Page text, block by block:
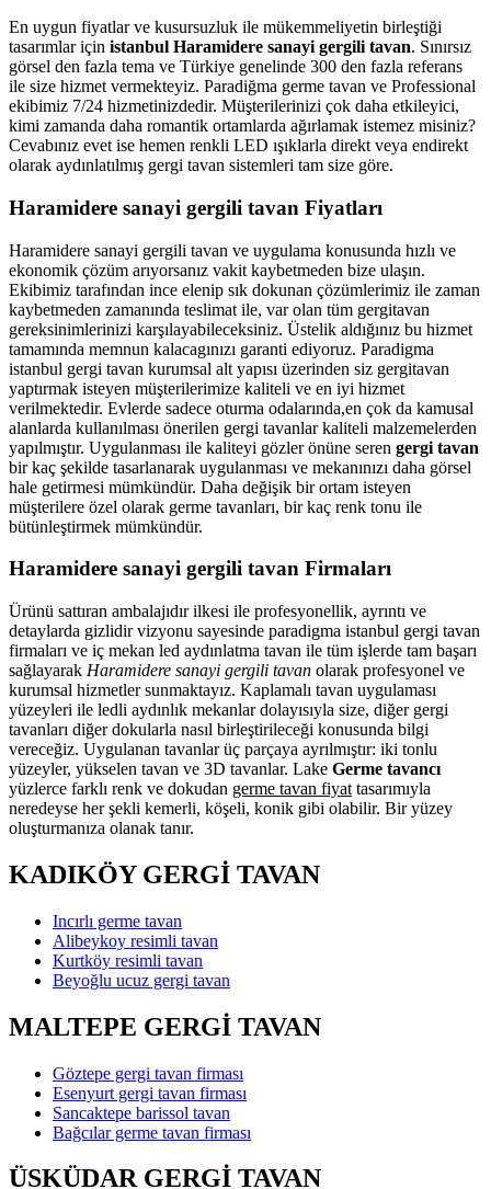
En uygun fiyatlar ve kusursuzluk ile mükemmeliyetin birleştiği
tasarımlar için istanbul Haramidere sanayi gergili tavan. Sınırsız
görsel den fazla tema ve Türkiye genelinde 300 den fazla referans
ile size hizmet vermekteyiz. Paradiğma germe tavan ve Professional
ekibimiz 7/24 hizmetinizdedir. Müşterilerinizi çok daha etkileyici,
kimi zamanda daha romantik ortamlarda ağırlamak istemez misiniz?
Cevabınız evet ise hemen renkli LED ışıklarla direkt veya endirekt
olarak aydınlatılmış gergi tavan sistemleri tam size göre.
Haramidere sanayi gergili tavan Fiyatları
Haramidere sanayi gergili tavan ve uygulama konusunda hızlı ve
ekonomik çözüm arıyorsanız vakit kaybetmeden bize ulaşın.
Ekibimiz tarafından ince elenip sık dokunan çözümlerimiz ile zaman
kaybetmeden zamanında teslimat ile, var olan tüm gergitavan
gereksinimlerinizi karşılayabileceksiniz. Üstelik aldığınız bu hizmet
tamamında memnun kalacagınızı garanti ediyoruz. Paradigma
istanbul gergi tavan kurumsal alt yapısı üzerinden siz gergitavan
yaptırmak isteyen müşterilerimize kaliteli ve en iyi hizmet
verilmektedir. Evlerde sadece oturma odalarında,en çok da kamusal
alanlarda kullanılması önerilen gergi tavanlar kaliteli malzemelerden
yapılmıştır. Uygulanması ile kaliteyi gözler önüne seren gergi tavan
bir kaç şekilde tasarlanarak uygulanması ve mekanınızı daha görsel
hale getirmesi mümkündür. Daha değişik bir ortam isteyen
müşterilere özel olarak germe tavanları, bir kaç renk tonu ile
bütünleştirmek mümkündür.
Haramidere sanayi gergili tavan Firmaları
Ürünü sattıran ambalajıdır ilkesi ile profesyonellik, ayrıntı ve
detaylarda gizlidir vizyonu sayesinde paradigma istanbul gergi tavan
firmaları ve iç mekan led aydınlatma tavan ile tüm işlerde tam başarı
sağlayarak Haramidere sanayi gergili tavan olarak profesyonel ve
kurumsal hizmetler sunmaktayız. Kaplamalı tavan uygulaması
yüzeyleri ile ledli aydınlık mekanlar dolayısıyla size, diğer gergi
tavanları diğer dokularla nasıl birleştirileceği konusunda bilgi
vereceğiz. Uygulanan tavanlar üç parçaya ayrılmıştır: iki tonlu
yüzeyler, yükselen tavan ve 3D tavanlar. Lake Germe tavancı
yüzlerce farklı renk ve dokudan germe tavan fiyat tasarımıyla
neredeyse her şekli kemerli, köşeli, konik gibi olabilir. Bir yüzey
oluşturmanıza olanak tanır.
KADIKÖY GERGİ TAVAN
Incırlı germe tavan
Alibeykoy resimli tavan
Kurtköy resimli tavan
Beyoğlu ucuz gergi tavan
MALTEPE GERGİ TAVAN
Göztepe gergi tavan firması
Esenyurt gergi tavan firması
Sancaktepe barissol tavan
Bağcılar germe tavan firması
ÜSKÜDAR GERGİ TAVAN